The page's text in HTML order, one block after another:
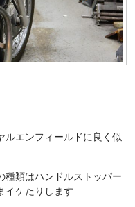
ルエンフィールドに良く似
種類はハンドルストッパー
イケたりします